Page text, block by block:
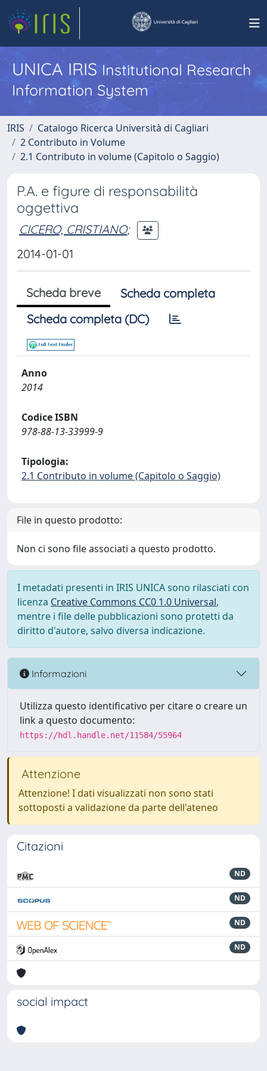
UNICA IRISInstitutional Research
Information System
IRIS
Catalogo Ricerca Università di Cagliari
2 Contributo in Volume
2.1 Contributo in volume (Capitolo o Saggio)
P.A. e figure di responsabilità
oggettiva
CICERO, CRISTIANO;
2014-01-01
Scheda breve
Scheda completa
Scheda completa (DC)
Anno
2014
Codice ISBN
978-88-13-33999-9
Tipologia:
2.1 Contributo in volume (Capitolo o Saggio)
File in questo prodotto:
Non ci sono file associati a questo prodotto.
I metadati presenti in IRIS UNICA sono rilasciati con
licenza Creative Commons CC0 1.0 Universal,
mentre i file delle pubblicazioni sono protetti da
diritto d'autore, salvo diversa indicazione.
Informazioni
Utilizza questo identificativo per citare o creare un
link a questo documento:
https://hdl.handle.net/11584/55964
Attenzione
Attenzione! I dati visualizzati non sono stati
sottoposti a validazione da parte dell'ateneo
Citazioni
ND
ND
ND
ND
social impact